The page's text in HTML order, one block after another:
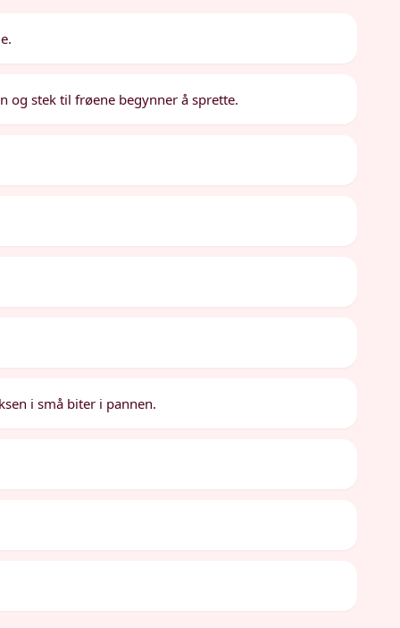
og stek til frøene begynner å sprette.
i små biter i pannen.